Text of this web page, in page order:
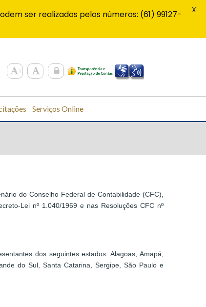
Serviços Online
do Conselho Federal de Contabilidade (CFC),
Lei nº 1.040/1969 e nas Resoluções CFC nº
dos seguintes estados: Alagoas, Amapá,
do Sul, Santa Catarina, Sergipe, São Paulo e
ser realizados pelos números: (61) 99127-
X